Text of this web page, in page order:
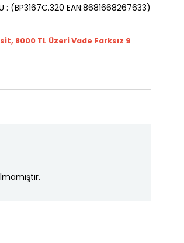
(BP3167C.320 EAN:8681668267633)
8000 TL Üzeri Vade Farksız 9